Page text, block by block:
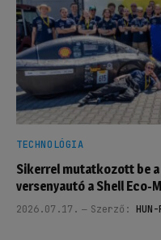
TECHNOLÓGIA
Sikerrel mutatkozott be
versenyautó a Shell Eco-
2026.07.17. Szerző: